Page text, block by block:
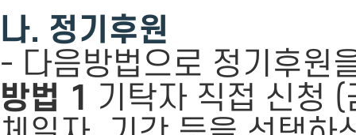
나. 정기후원
- 다음방법으로 정기후원
방법 1 기탁자 직접 신청